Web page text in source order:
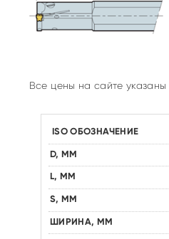
Все цены на сайте